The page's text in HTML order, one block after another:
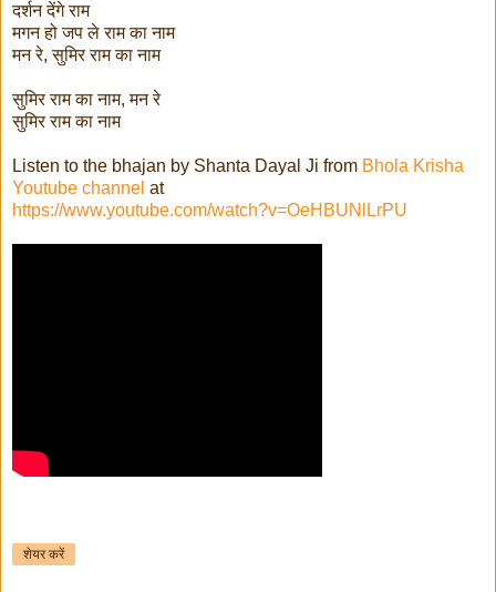
दर्शन देंगे राम
मगन हो जप ले राम का नाम
मन रे, सुमिर राम का नाम
सुमिर राम का नाम, मन रे
सुमिर राम का नाम
Listen to the bhajan by Shanta Dayal Ji from Bhola Krisha
Youtube channel at
https://www.youtube.com/watch?v=OeHBUNlLrPU
शेयर करें